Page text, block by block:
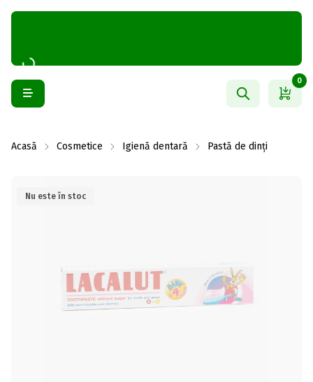
0
Acasă Cosmetice Igienă dentară Pastă de dinți
Nu este în stoc